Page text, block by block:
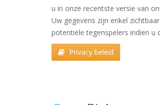
u in onze recentste versie van
Uw gegevens zijn enkel
potentiële tegenspelers indien u
Privacy beleid